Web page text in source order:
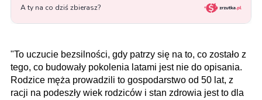
"To uczucie bezsilności, gdy patrzy się na to, co zostało z
tego, co budowały pokolenia latami jest nie do opisania.
Rodzice męża prowadzili to gospodarstwo od 50 lat, z
racji na podeszły wiek rodziców i stan zdrowia jest to dla